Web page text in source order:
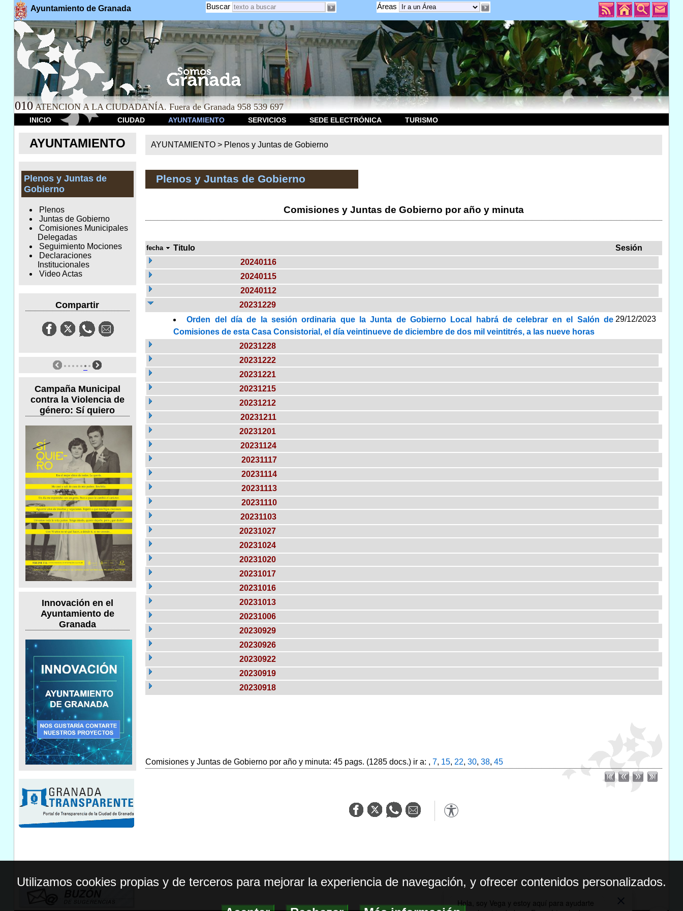
Ayuntamiento de Granada Áreas
Buscar
010 ATENCION A LA CIUDADANÍA. Fuera de Granada 958 539 697
INICIO CIUDAD AYUNTAMIENTO SERVICIOS SEDE ELECTRÓNICA TURISMO
AYUNTAMIENTO
Plenos y Juntas de
Gobierno
Plenos
Juntas de Gobierno
Comisiones Municipales
Delegadas
Seguimiento Mociones
Declaraciones
Institucionales
Video Actas
Compartir
Campaña Municipal
contra la Violencia de
género: Sí quiero
Innovación en el
Ayuntamiento de
Granada
AYUNTAMIENTO > Plenos y Juntas de Gobierno
Plenos y Juntas de Gobierno
Comisiones y Juntas de Gobierno por año y minuta
fecha Titulo
Sesión
20240116
20240115
20240112
20231229
Orden del día de la sesión ordinaria que la Junta de Gobierno Local habrá de celebrar en el Salón de
Comisiones de esta Casa Consistorial, el día veintinueve de diciembre de dos mil veintitrés, a las nueve horas
29/12/2023
20231228
20231222
20231221
20231215
20231212
20231211
20231201
20231124
20231117
20231114
20231113
20231110
20231103
20231027
20231024
20231020
20231017
20231016
20231013
20231006
20230929
20230926
20230922
20230919
20230918
Comisiones y Juntas de Gobierno por año y minuta: 45 pags. (1285 docs.) ir a: , 7, 15, 22, 30, 38, 45
Utilizamos cookies propias y de terceros para mejorar la experiencia de navegación, y ofrecer contenidos personalizados.